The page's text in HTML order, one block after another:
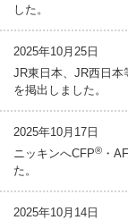
した。
2025年10月25日
JR東日本、JR西日
を掲出しました。
2025年10月17日
ニッキンへCFP® ・
た。
2025年10月14日